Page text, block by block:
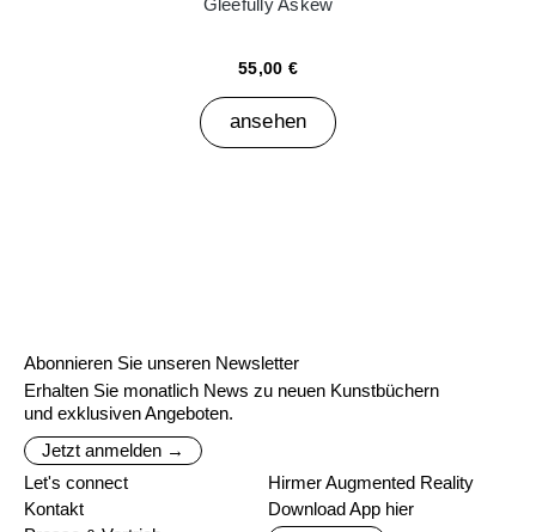
55,00 €
ansehen
Abonnieren Sie unseren Newsletter
Erhalten Sie monatlich News zu neuen Kunstbüchern
und exklusiven Angeboten.
Jetzt anmelden →
Let's connect
Kontakt
Hirmer Augmented Reality
Download App hier